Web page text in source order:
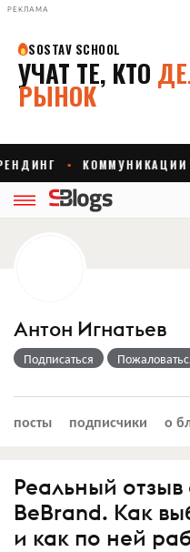
РЕКЛАМА
Антон Игнатьев
Подписаться
посты подписчики о
Реальный
BeBrand. Как
и как по ней